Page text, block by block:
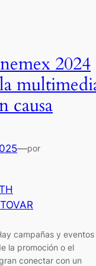
2024
causa
—por
campañas y eventos
la promoción o el
conectar con un